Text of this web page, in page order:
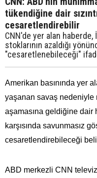
tükendiğine dair
cesaretlendirebilir
CNN'de yer alan haberde,
stoklarının azaldığı
"cesaretlenebileceği"
Amerikan basınında yer
yaşanan savaş nedeniyle
aşamasına geldiğine dair
karşısında savunmasız
cesaretlendirebileceği
ABD merkezli CNN